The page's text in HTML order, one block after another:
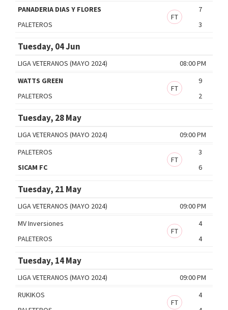
PANADERIA DIAS Y FLORES
7
FT
PALETEROS
3
Tuesday, 04 Jun
08:00 PM
LIGA VETERANOS (MAYO 2024)
WATTS GREEN
9
FT
PALETEROS
2
Tuesday, 28 May
09:00 PM
LIGA VETERANOS (MAYO 2024)
PALETEROS
3
FT
SICAM FC
6
Tuesday, 21 May
09:00 PM
LIGA VETERANOS (MAYO 2024)
MV Inversiones
4
FT
PALETEROS
4
Tuesday, 14 May
09:00 PM
LIGA VETERANOS (MAYO 2024)
RUKIKOS
4
FT